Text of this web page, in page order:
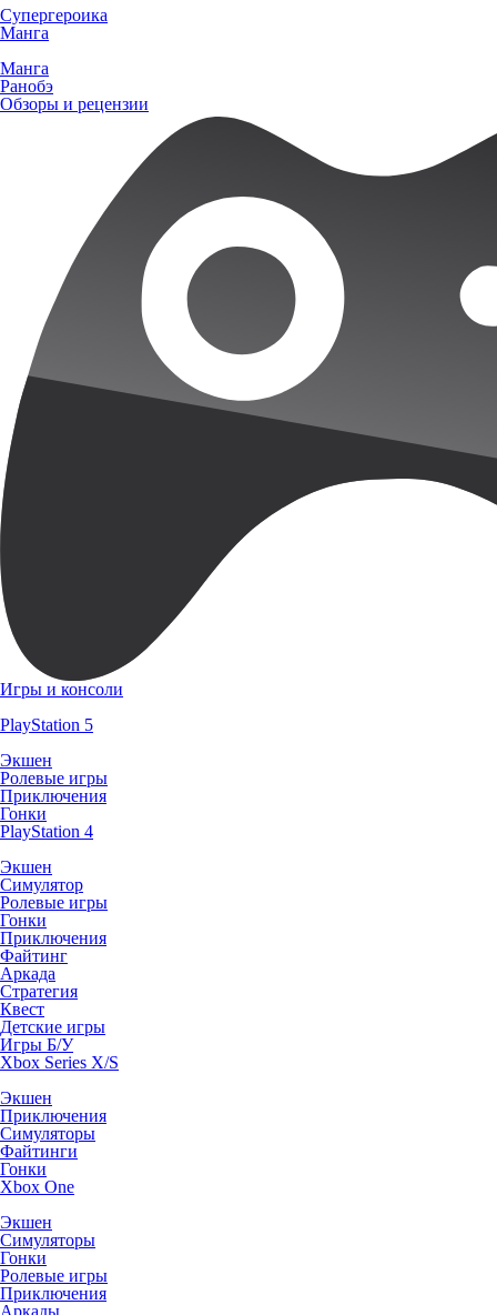
Супергероика
Манга
Манга
Ранобэ
Обзоры и рецензии
Игры и консоли
PlayStation 5
Экшен
Ролевые игры
Приключения
Гонки
PlayStation 4
Экшен
Симулятор
Ролевые игры
Гонки
Приключения
Файтинг
Аркада
Стратегия
Квест
Детские игры
Игры Б/У
Xbox Series X/S
Экшен
Приключения
Симуляторы
Файтинги
Гонки
Xbox One
Экшен
Симуляторы
Гонки
Ролевые игры
Приключения
Аркады